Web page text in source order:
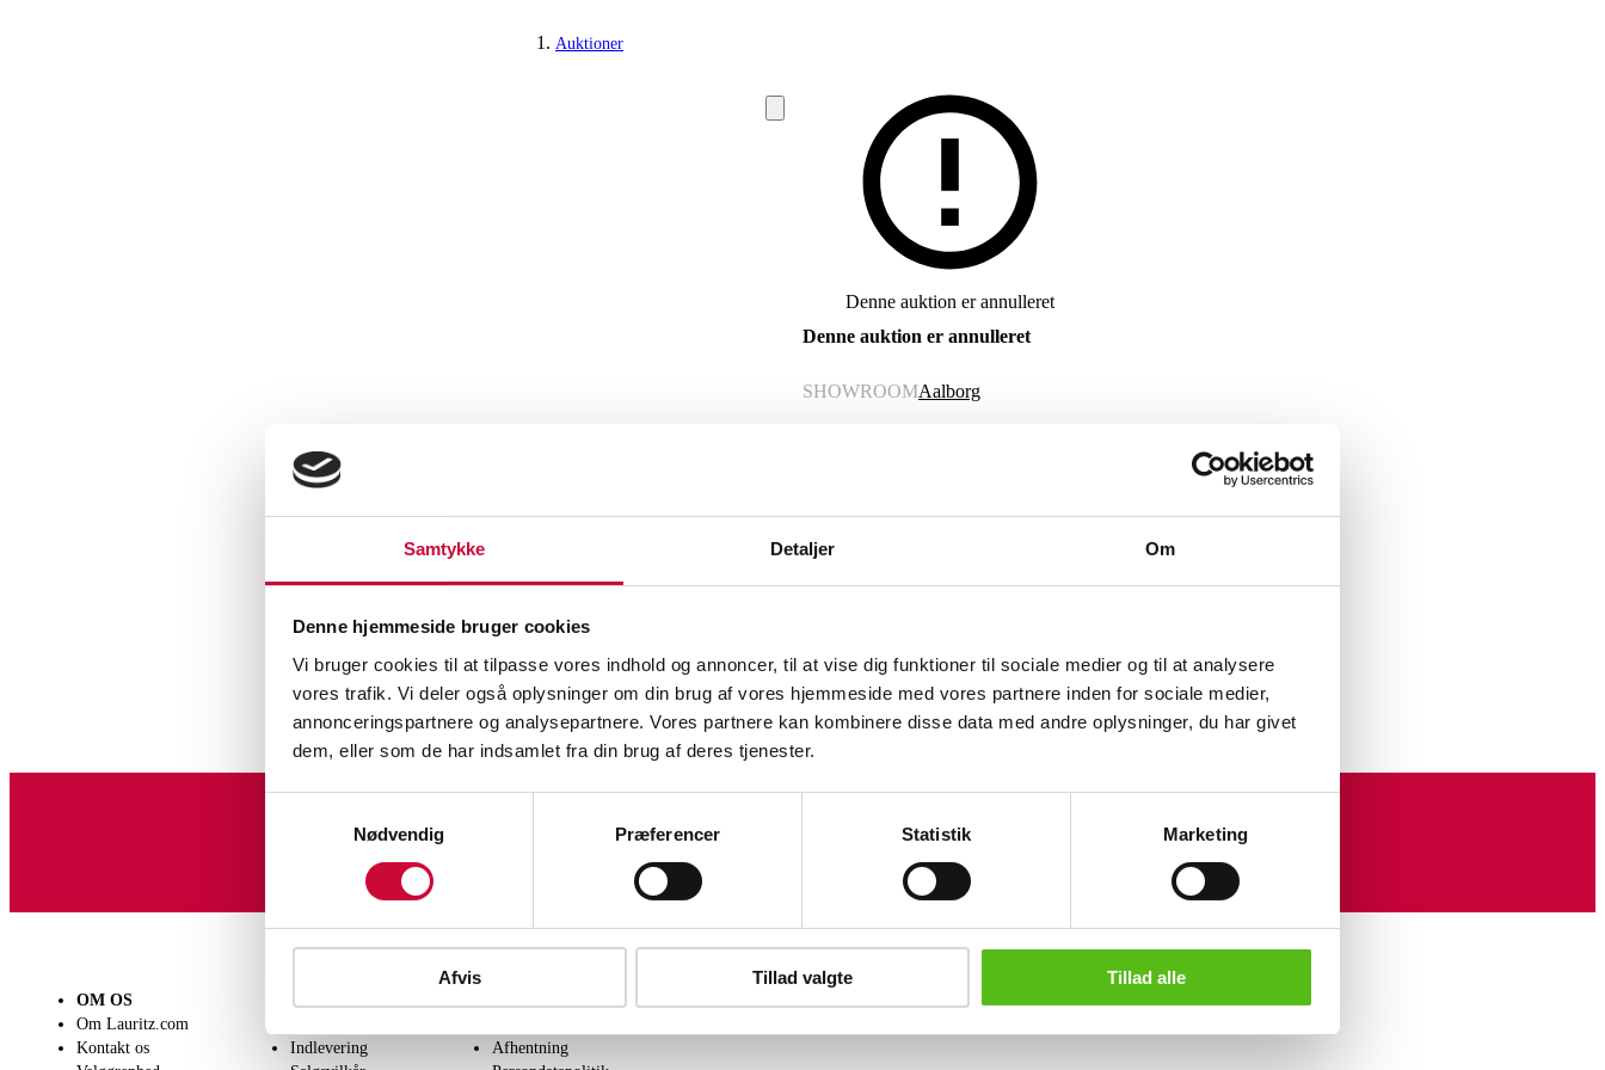
Samtykke Detaljer Om
Denne hjemmeside bruger cookies
Vi bruger cookies til at tilpasse vores indhold og annoncer, til at vise dig funktioner til sociale medier og til at analysere
vores trafik. Vi deler også oplysninger om din brug af vores hjemmeside med vores partnere inden for sociale medier,
annonceringspartnere og analysepartnere. Vores partnere kan kombinere disse data med andre oplysninger, du har givet
dem, eller som de har indsamlet fra din brug af deres tjenester.
Nødvendig
Præferencer Statistik Marketing
Afvis Tillad valgte Tillad alle
Auktioner
Ure
Denne auktion er annulleret
Denne auktion er annulleret
SHOWROOMAalborg
VARENUMMER6540136
Beskrivelse
Kollektionsprøver. Urene går ikke,
batteriskifte må påregnes.
Lignende varer
Tilmeld dig vores nyhedsbrev og modtag nyheder samt tilbud direkte i din email.
OM OS
Om Lauritz.com
Kontakt os
SÆLG
Indlevering
Afhentning